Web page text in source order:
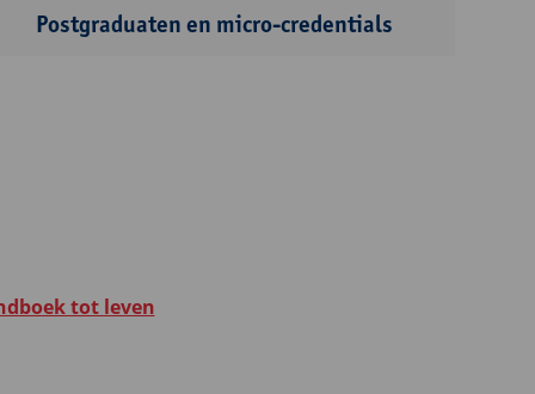
Postgraduaten en micro-credentials
tot leven